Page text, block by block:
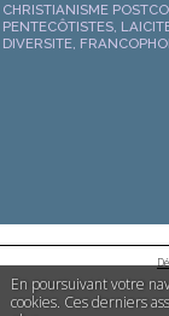
En poursuivant votre
cookies. Ces derniers
CHRISTIANISME
PENTECÔTISTES,
DIVERSITE,